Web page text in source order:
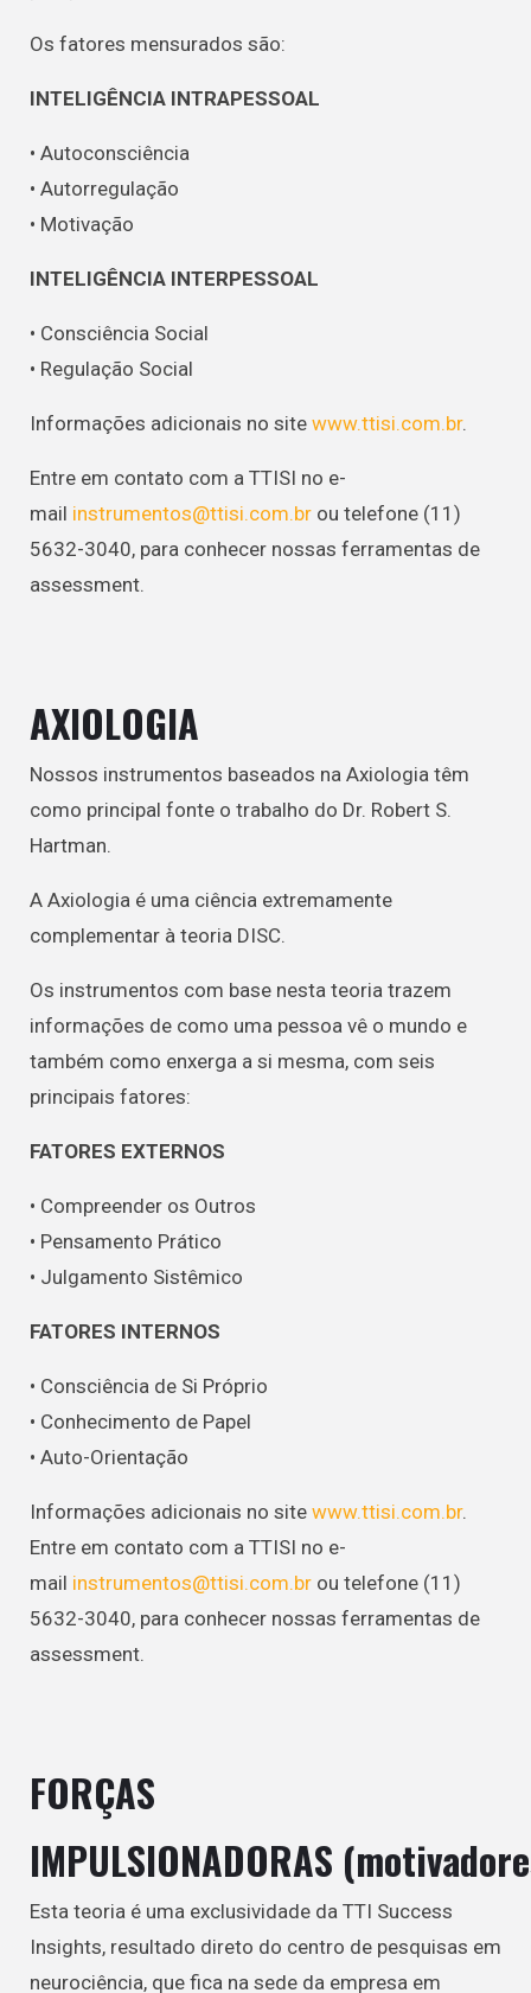
Os fatores mensurados são:
INTELIGÊNCIA INTRAPESSOAL
• Autoconsciência
• Autorregulação
• Motivação
INTELIGÊNCIA INTERPESSOAL
• Consciência Social
• Regulação Social
Informações adicionais no site www.ttisi.com.br.
Entre em contato com a TTISI no e-
mail instrumentos@ttisi.com.br ou telefone (11)
5632-3040, para conhecer nossas ferramentas de
assessment.
AXIOLOGIA
Nossos instrumentos baseados na Axiologia têm
como principal fonte o trabalho do Dr. Robert S.
Hartman.
A Axiologia é uma ciência extremamente
complementar à teoria DISC.
Os instrumentos com base nesta teoria trazem
informações de como uma pessoa vê o mundo e
também como enxerga a si mesma, com seis
principais fatores:
FATORES EXTERNOS
• Compreender os Outros
• Pensamento Prático
• Julgamento Sistêmico
FATORES INTERNOS
• Consciência de Si Próprio
• Conhecimento de Papel
• Auto-Orientação
Informações adicionais no site www.ttisi.com.br.
Entre em contato com a TTISI no e-
mail instrumentos@ttisi.com.br ou telefone (11)
5632-3040, para conhecer nossas ferramentas de
assessment.
FORÇAS
IMPULSIONADORAS (
Esta teoria é uma exclusividade da TTI Success
Insights, resultado direto do centro de pesquisas em
neurociência, que fica na sede da empresa em